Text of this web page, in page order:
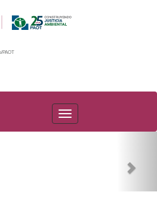
PAOT
PAOT